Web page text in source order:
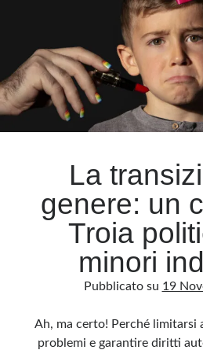
WordPress.org
La
genere: un
Troia
minori
Pubblicato su 19
Ah, ma certo! Perché limitarsi
problemi e garantire diritti